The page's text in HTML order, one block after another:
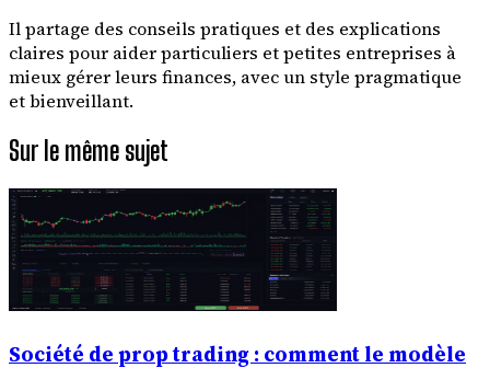
Il partage des conseils pratiques et des explications
claires pour aider particuliers et petites entreprises à
mieux gérer leurs finances, avec un style pragmatique
et bienveillant.
Sur le même sujet
Société de prop trading : comment le modèle